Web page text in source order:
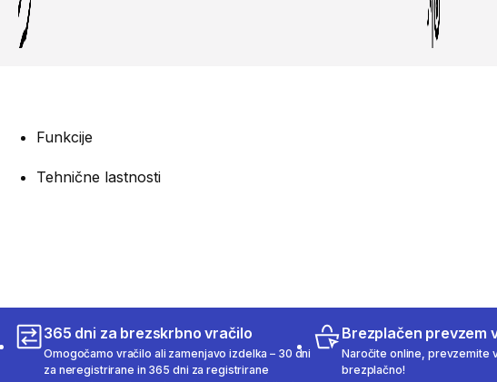
Funkcije
Tehnične lastnosti
365 dni za brezskrbno vračilo
Omogočamo vračilo ali zamenjavo izdelka – 30 dni
za neregistrirane in 365 dni za registrirane
Brezplačen prevzem
Naročite online, prevzemite
brezplačno!